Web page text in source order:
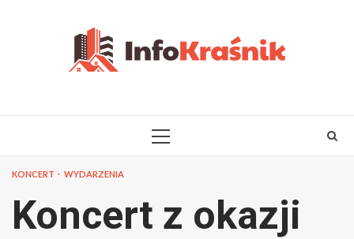
PRIMARY
KONCERT WYDARZENIA
Koncert z okazji